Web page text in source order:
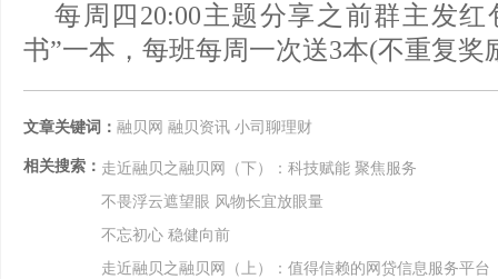
每周四20:00主题分享之前群主发
书”一本，每班每周一次送3本(不重复奖
文章关键词： 融贝网 融贝资讯 小司聊理财
相关搜索： 走近融贝之融贝网（下）：科技赋能 聚焦服务
不畏浮云遮望眼 风物长宜放眼量
不忘初心 稳健向前
走近融贝之融贝网（上）：值得信赖的网贷信息服务平台